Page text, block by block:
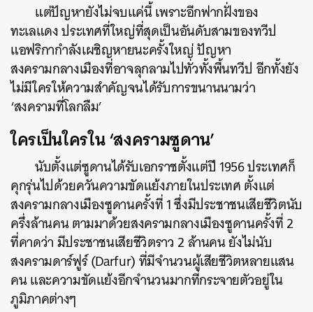
แต่ปัญหายังไม่จบแค่นี้ เพราะอีกฟากฝั่งของ
ทะเลแดง ประเทศที่ใหญ่ที่สุดเป็นอันดับสามของทวีป
แอฟริกากำลังเผชิญหายนะครั้งใหญ่ ปัญหา
สงครามกลางเมืองที่อาจลุกลามไปทั่วทั้งพื้นทวีป อีกทั้งยัง
ไม่มีใครให้ความสำคัญจนได้รับการขนานนามว่า
‘สงครามที่โลกลืม’
ใครเป็นใครใน ‘สงครามซูดาน’
นับตั้งแต่ซูดานได้รับเอกราชตั้งแต่ปี 1956 ประเทศก็
คุกรุ่นไปด้วยควันความขัดแย้งภายในประเทศ ตั้งแต่
สงครามกลางเมืองซูดานครั้งที่ 1 ซึ่งมีประชาชนเสียชีวิตนับ
ครึ่งล้านคน ตามมาด้วยสงครามกลางเมืองซูดานครั้งที่ 2
ที่คาดว่า มีประชาชนเสียชีวิตราว 2 ล้านคน ยังไม่นับ
สงครามดาร์ฟูร์ (Darfur) ที่มีจำนวนผู้เสียชีวิตหลายแสน
คน และความขัดแย้งอีกจำนวนมากที่กระจายตัวอยู่ใน
ภูมิภาคต่างๆ